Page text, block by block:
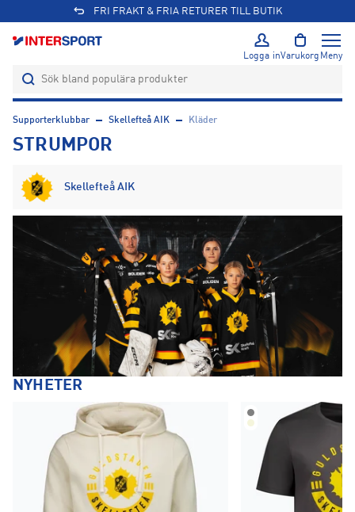
FRI FRAKT & FRIA RETURER TILL BUTIK
Logga inVarukorg Meny
Supporterklubbar Skellefteå AIK Kläder
STRUMPOR
Skellefteå AIK
NYHETER